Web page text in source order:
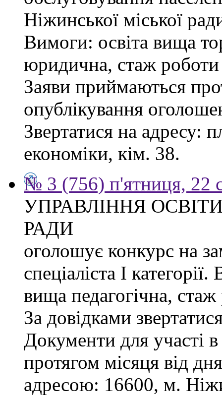
Ніжинської міської
Вимоги: освіта вища
юридична, стаж
Заяви приймаються
опублікування
Звертатися на адресу:
економіки, кім. 38.
№ 3 (756) п'ятниця, 22
УПРАВЛІННЯ
РАДИ
оголошує конкурс на
спеціаліста І
вища педагогічна,
За довідками
Документи для участі
протягом місяця від
адресою: 16600, м.